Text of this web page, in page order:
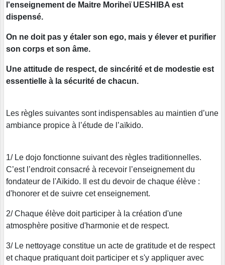
l'enseignement de Maitre Moriheï UESHIBA est
dispensé.
On ne doit pas y étaler son ego, mais y élever et purifier
son corps et son âme.
Une attitude de respect, de sincérité et de modestie est
essentielle à la sécurité de chacun.
Les règles suivantes sont indispensables au maintien d’une
ambiance propice à l’étude de l’aïkido.
1/ Le dojo fonctionne suivant des règles traditionnelles.
C’est l’endroit consacré à recevoir l’enseignement du
fondateur de l'Aïkido. Il est du devoir de chaque élève :
d'honorer et de suivre cet enseignement.
2/ Chaque élève doit participer à la création d'une
atmosphère positive d'harmonie et de respect.
3/ Le nettoyage constitue un acte de gratitude et de respect
et chaque pratiquant doit participer et s'y appliquer avec